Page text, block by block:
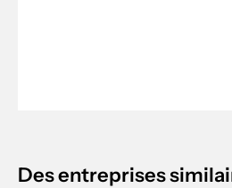
Des entreprises